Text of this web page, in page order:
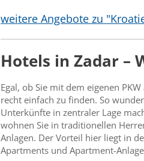
weitere Angebote zu
Hotels in Zadar –
Egal, ob Sie mit dem eigenen
recht einfach zu finden. So
Unterkünfte in zentraler Lage
wohnen Sie in traditionellen
Anlagen. Der Vorteil hier liegt in
Apartments und Apartment-